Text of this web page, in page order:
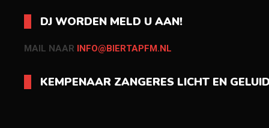
DJ WORDEN MELD U AAN!
MAIL NAAR INFO@BIERTAPFM.NL
KEMPENAAR ZANGERES LICHT EN